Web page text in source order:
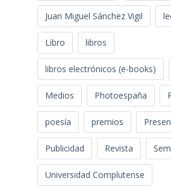
Juan Miguel Sánchez Vigil
Libro libros
libros electrónicos (e-books)
Medios Photoespaña
poesía premios
Publicidad Revista
Universidad Complutense